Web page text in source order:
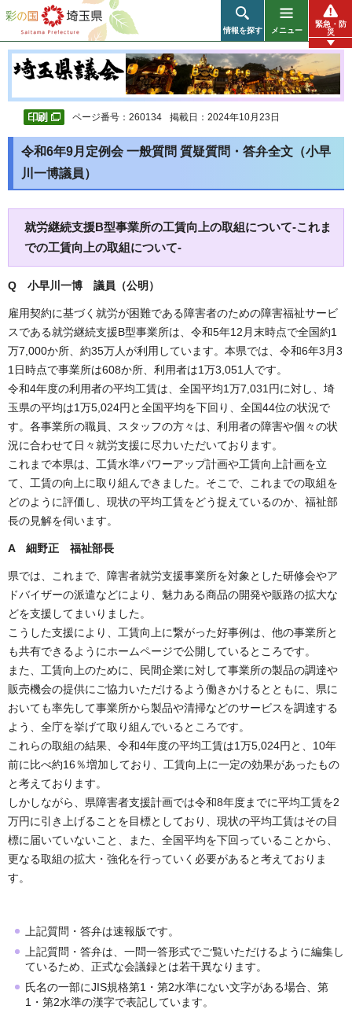
彩の国 埼玉県
情報を探す メニュー
緊急・防
災
ページ番号：260134 掲載日：2024年10月23日
令和6年9月定例会 一般質問 質疑質問・答弁全文（小早
川一博議員）
就労継続支援B型事業所の工賃向上の取組について-これま
での工賃向上の取組について-
Q 小早川一博 議員（公明）
雇用契約に基づく就労が困難である障害者のための障害福祉サービ
スである就労継続支援B型事業所は、令和5年12月末時点で全国約1
万7,000か所、約35万人が利用しています。本県では、令和6年3月3
1日時点で事業所は608か所、利用者は1万3,051人です。
令和4年度の利用者の平均工賃は、全国平均1万7,031円に対し、埼
玉県の平均は1万5,024円と全国平均を下回り、全国44位の状況で
す。各事業所の職員、スタッフの方々は、利用者の障害や個々の状
況に合わせて日々就労支援に尽力いただいております。
これまで本県は、工賃水準パワーアップ計画や工賃向上計画を立
て、工賃の向上に取り組んできました。そこで、これまでの取組を
どのように評価し、現状の平均工賃をどう捉えているのか、福祉部
長の見解を伺います。
A 細野正 福祉部長
県では、これまで、障害者就労支援事業所を対象とした研修会やア
ドバイザーの派遣などにより、魅力ある商品の開発や販路の拡大な
どを支援してまいりました。
こうした支援により、工賃向上に繋がった好事例は、他の事業所と
も共有できるようにホームページで公開しているところです。
また、工賃向上のために、民間企業に対して事業所の製品の調達や
販売機会の提供にご協力いただけるよう働きかけるとともに、県に
おいても率先して事業所から製品や清掃などのサービスを調達する
よう、全庁を挙げて取り組んでいるところです。
これらの取組の結果、令和4年度の平均工賃は1万5,024円と、10年
前に比べ約16％増加しており、工賃向上に一定の効果があったもの
と考えております。
しかしながら、県障害者支援計画では令和8年度までに平均工賃を2
万円に引き上げることを目標としており、現状の平均工賃はその目
標に届いていないこと、また、全国平均を下回っていることから、
更なる取組の拡大・強化を行っていく必要があると考えておりま
す。
上記質問・答弁は速報版です。
上記質問・答弁は、一問一答形式でご覧いただけるように編集し
ているため、正式な会議録とは若干異なります。
氏名の一部にJIS規格第1・第2水準にない文字がある場合、第
1・第2水準の漢字で表記しています。